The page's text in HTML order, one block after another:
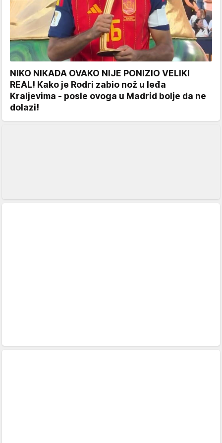
NIKO NIKADA OVAKO NIJE PONIZIO VELIKI
REAL! Kako je Rodri zabio nož u leđa
Kraljevima - posle ovoga u Madrid bolje da ne
dolazi!